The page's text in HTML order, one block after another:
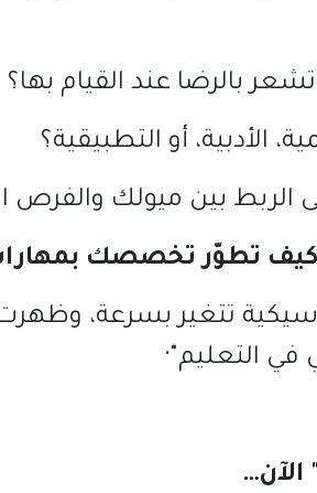
بالرضا عند القيام بها؟
الأدبية، أو التطبيقية؟
بين ميولك والفرص
كيف تطوّر تخصصك
تتغير بسرعة،
في التعليم"·
" الآن…